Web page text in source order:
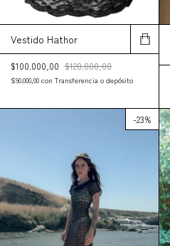
Vestido Hathor
$100.000,00 $120.000,00
$90.000,00 con Transferencia o depósito
-23%